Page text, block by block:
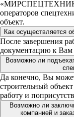
операторов
объект.
Как осуществляется
После завершения
документацию к Вам
Возможно ли
Да конечно, Вы
строительный
работу и
Возможно ли
компанией и